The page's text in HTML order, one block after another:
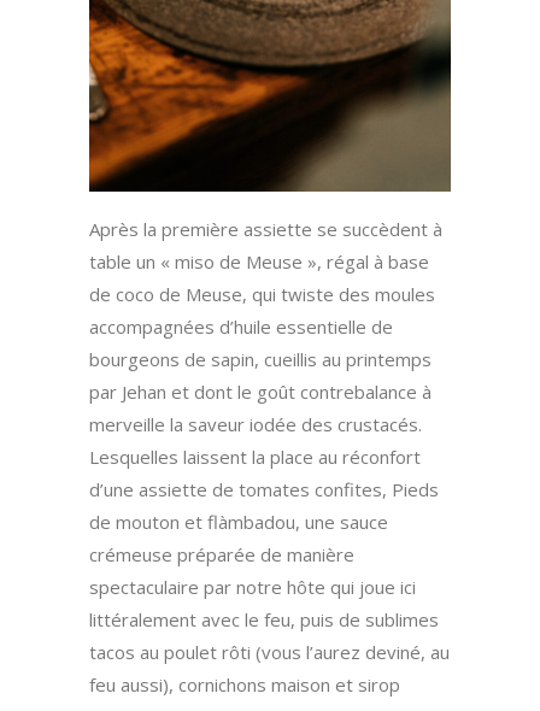
Après la première assiette se succèdent à
table un « miso de Meuse », régal à base
de coco de Meuse, qui twiste des moules
accompagnées d’huile essentielle de
bourgeons de sapin, cueillis au printemps
par Jehan et dont le goût contrebalance à
merveille la saveur iodée des crustacés.
Lesquelles laissent la place au réconfort
d’une assiette de tomates confites, Pieds
de mouton et flàmbadou, une sauce
crémeuse préparée de manière
spectaculaire par notre hôte qui joue ici
littéralement avec le feu, puis de sublimes
tacos au poulet rôti (vous l’aurez deviné, au
feu aussi), cornichons maison et sirop